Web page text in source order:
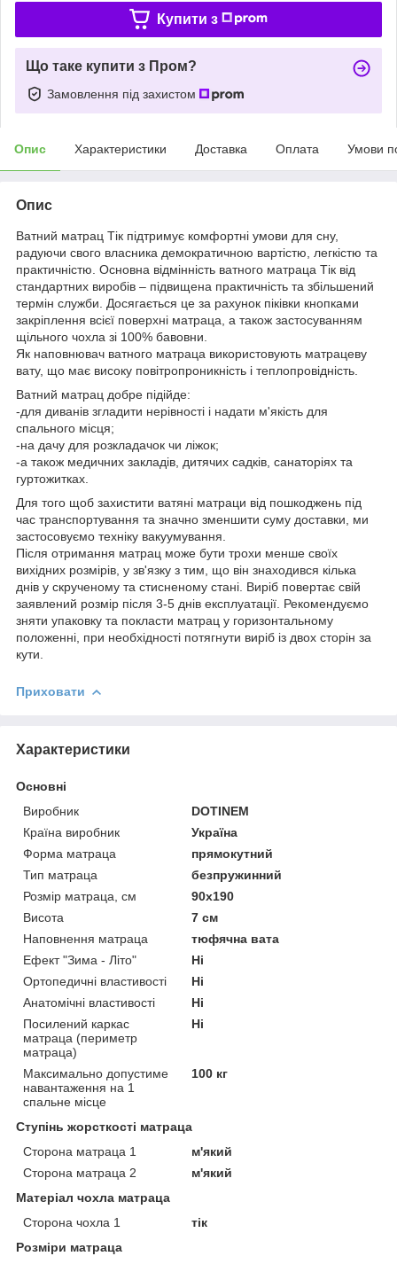
Купити з
Що таке купити з Пром?
Замовлення під захистом
Опис Характеристики Доставка Оплата Умови
Опис
Ватний матрац Тік підтримує комфортні умови для сну,
радуючи свого власника демократичною вартістю, легкістю та
практичністю. Основна відмінність ватного матраца Тік від
стандартних виробів – підвищена практичність та збільшений
термін служби. Досягається це за рахунок піківки кнопками
закріплення всієї поверхні матраца, а також застосуванням
щільного чохла зі 100% бавовни.
Як наповнювач ватного матраца використовують матрацеву
вату, що має високу повітропроникність і теплопровідність.
Ватний матрац добре підійде:
-для диванів згладити нерівності і надати м'якість для
спального місця;
-на дачу для розкладачок чи ліжок;
-а також медичних закладів, дитячих садків, санаторіях та
гуртожитках.
Для того щоб захистити ватяні матраци від пошкоджень під
час транспортування та значно зменшити суму доставки, ми
застосовуємо техніку вакуумування.
Після отримання матрац може бути трохи менше своїх
вихідних розмірів, у зв'язку з тим, що він знаходився кілька
днів у скрученому та стисненому стані. Виріб повертає свій
заявлений розмір після 3-5 днів експлуатації. Рекомендуємо
зняти упаковку та покласти матрац у горизонтальному
положенні, при необхідності потягнути виріб із двох сторін за
кути.
Приховати
Характеристики
Основні
Виробник
DOTINEM
Країна виробник
Україна
Форма матраца
прямокутний
Тип матраца
безпружинний
Розмір матраца, см
90х190
Висота
7 см
Наповнення матраца
тюфячна вата
Ефект "Зима - Літо"
Ні
Ортопедичні властивості
Ні
Анатомічні властивості
Ні
Посилений каркас
матраца (периметр
матраца)
Ні
Максимально допустиме
навантаження на 1
спальне місце
100 кг
Ступінь жорсткості матраца
Сторона матраца 1
м'який
Сторона матраца 2
м'який
Матеріал чохла матраца
Сторона чохла 1
тік
Розміри матраца